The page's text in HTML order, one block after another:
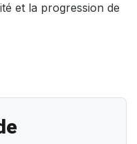
et la progression de